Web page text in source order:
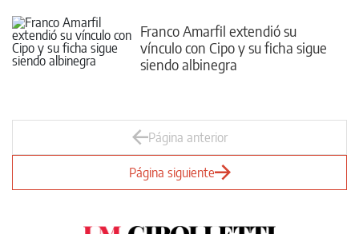
Franco Amarfil extendió su
vínculo con Cipo y su ficha sigue
siendo albinegra
Página anterior
Página siguiente